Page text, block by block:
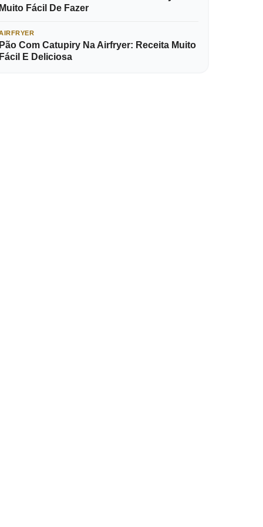
Fácil De Fazer
Com Catupiry Na Airfryer: Receita Muito
E Deliciosa